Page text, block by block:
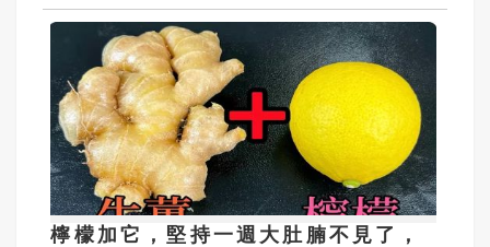
檸檬加它，堅持一週大肚腩不見了，